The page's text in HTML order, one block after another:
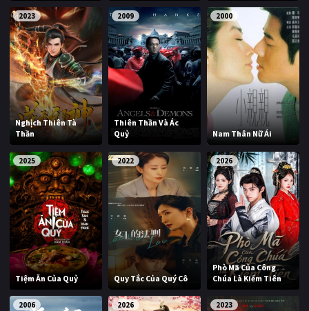
2023
Nghịch Thiên Tà
Thần
2009
Thiên Thần Và Ác
Quỷ
2000
Nam Thân Nữ Ái
2025
Tiệm Ăn Của Quỷ
2022
Quy Tắc Của Quý Cô
2026
Phò Mã Của Công
Chúa Là Kiếm Tiên
2006 2026 2023